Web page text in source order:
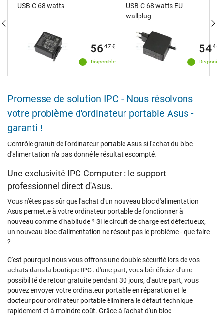
USB-C 68 watts
Disponible
5647€
USB-C 68 watts EU
wallplug
54
Promesse de solution IPC - Nous résolvons
votre problème d'ordinateur portable Asus -
garanti !
Contrôle gratuit de l'ordinateur portable Asus si l'achat du bloc
d'alimentation n'a pas donné le résultat escompté.
Une exclusivité IPC-Computer : le support
professionnel direct d'Asus.
Vous n'êtes pas sûr que l'achat d'un nouveau bloc d'alimentation
Asus permette à votre ordinateur portable de fonctionner à
nouveau comme d'habitude ? Si le circuit de charge est défectueux,
un nouveau bloc d'alimentation ne résout pas le problème - que faire
?
C'est pourquoi nous vous offrons une double sécurité lors de vos
achats dans la boutique IPC : d'une part, vous bénéficiez d'une
possibilité de retour gratuite pendant 30 jours, d'autre part, vous
pouvez envoyer votre ordinateur portable en réparation et le
docteur pour ordinateur portable éliminera le défaut technique
rapidement et à moindre coût. Grâce à l'achat d'un bloc